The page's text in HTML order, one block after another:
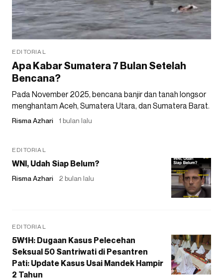
EDITORIAL
Apa Kabar Sumatera 7 Bulan Setelah
Bencana?
Pada November 2025, bencana banjir dan tanah longsor
menghantam Aceh, Sumatera Utara, dan Sumatera Barat.
Risma Azhari 1 bulan lalu
EDITORIAL
WNI, Udah Siap Belum?
Risma Azhari 2 bulan lalu
EDITORIAL
5W1H: Dugaan Kasus Pelecehan
Seksual 50 Santriwati di Pesantren
Pati: Update Kasus Usai Mandek Hampir
2 Tahun